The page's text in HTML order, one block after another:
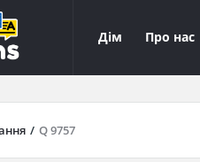
Навігація
Дім Про нас
/ Q 9757